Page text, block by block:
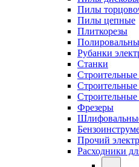
Пилы
Пилы цепные
Плиткорезы
Рубанки
Станки
Фрезеры
Прочий
Расходники